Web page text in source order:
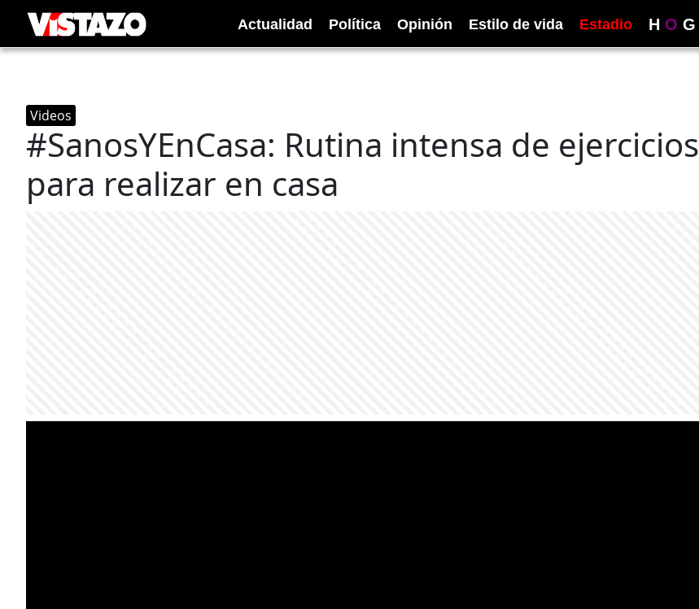
Actualidad Política Opinión Estilo de vida Estadio H O G
Videos
#SanosYEnCasa: Rutina intensa de ejercicios
para realizar en casa